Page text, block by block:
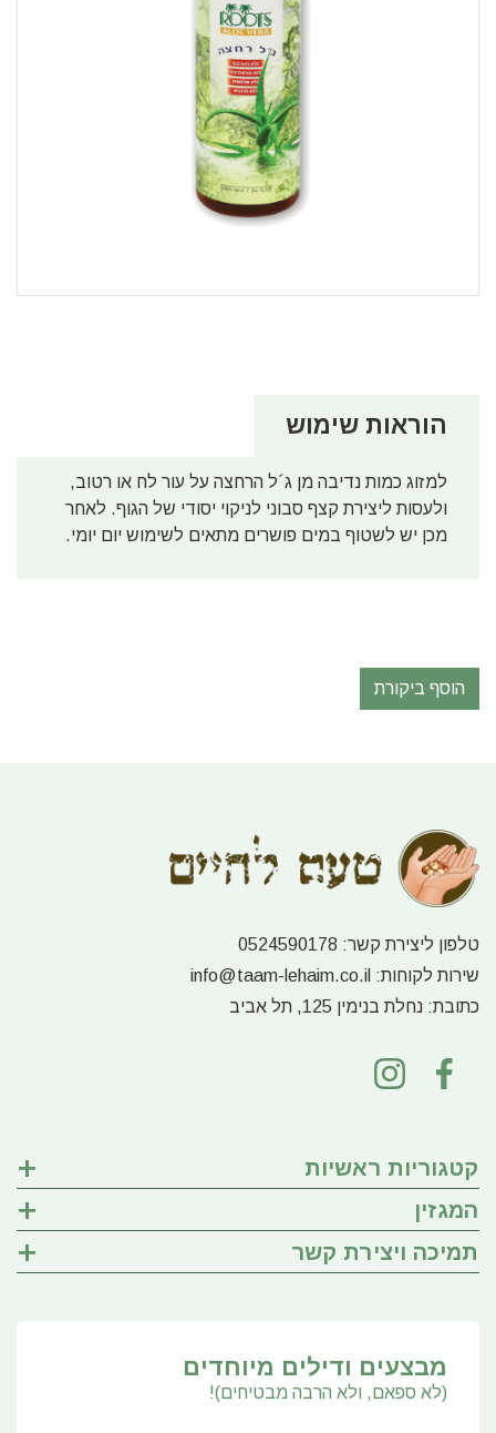
הוראות שימוש
למזוג כמות נדיבה מן ג´ל הרחצה על עור לח או רטוב,
ולעסות ליצירת קצף סבוני לניקוי יסודי של הגוף. לאחר
מכן יש לשטוף במים פושרים מתאים לשימוש יום יומי.
הוסף ביקורת
טלפון ליצירת קשר: 0524590178
שירות לקוחות: info@taam-lehaim.co.il
כתובת: נחלת בנימין 125, תל אביב
קטגוריות ראשיות
המגזין
תמיכה ויצירת קשר
מבצעים ודילים מיוחדים
(לא ספאם, ולא הרבה מבטיחים)!